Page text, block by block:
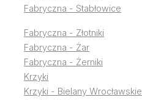
Fabryczna - Stabłowice
Fabryczna - Złotniki
Fabryczna - Żar
Fabryczna - Żerniki
Krzyki
Krzyki - Bielany Wrocławskie